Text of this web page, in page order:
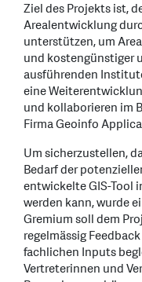
Ziel des Projekts ist,
Arealentwicklung
unterstützen, um
und kostengünstiger
ausführenden
eine
und kollaborieren im
Firma Geoinfo
Um sicherzustellen,
Bedarf der
entwickelte GIS-Tool
werden kann, wurde
Gremium soll dem
regelmässig
fachlichen Inputs
Vertreterinnen und